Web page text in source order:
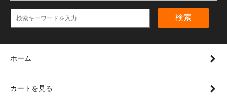
検索
ホーム
カートを見る